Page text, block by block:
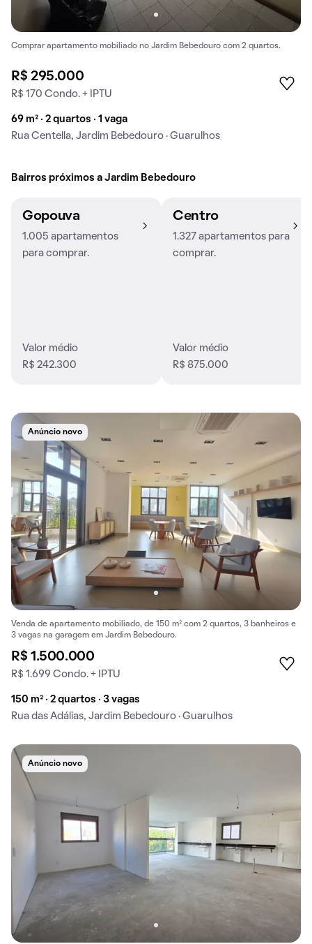
Comprar apartamento mobiliado no Jardim Bebedouro com 2 quartos.
R$ 295.000
R$ 170 Condo. + IPTU
69 m² · 2 quartos · 1 vaga
Rua Centella, Jardim Bebedouro · Guarulhos
Bairros próximos a Jardim Bebedouro
Gopouva
1.005 apartamentos
para comprar.
Valor médio
R$ 242.300
Centro
1.327 apartamentos para
comprar.
Valor médio
R$ 875.000
Anúncio novo
Venda de apartamento mobiliado, de 150 m² com 2 quartos, 3 banheiros e
3 vagas na garagem em Jardim Bebedouro.
R$ 1.500.000
R$ 1.699 Condo. + IPTU
150 m² · 2 quartos · 3 vagas
Rua das Adálias, Jardim Bebedouro · Guarulhos
Anúncio novo